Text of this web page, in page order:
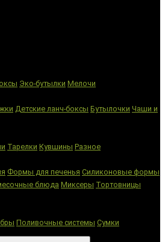
Эко-бутылки Мелочи
Детские ланч-боксы Бутылочки Чаши и
Тарелки Кувшины Разное
Формы для печенья Силиконовые формы
блюда Миксеры Тортовницы
Поливочные системы Сумки